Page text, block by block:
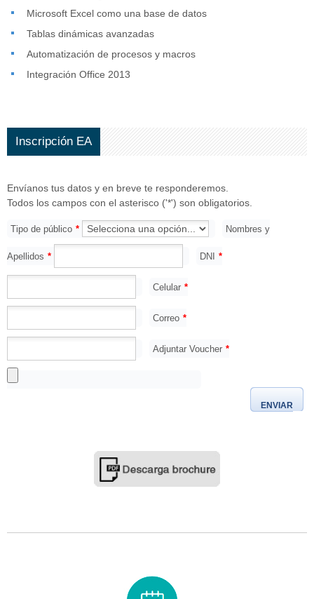
Microsoft Excel como una base de datos
Tablas dinámicas avanzadas
Automatización de procesos y macros
Integración Office 2013
Inscripción EA
Envíanos tus datos y en breve te responderemos.
Todos los campos con el asterisco ('*') son obligatorios.
Tipo de público * Nombres y
Apellidos * DNI *
Celular *
Correo *
Adjuntar Voucher *
ENVIAR